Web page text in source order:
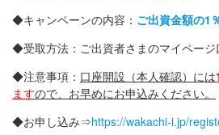
◆キャンペーンの内容： ご出資金額の1
◆受取方法：ご出資者さまのマイページ
◆注意事項： 口座開設（本人確認）には
ますので、お早めにお申込みください。
◆お申し込み⇒https://wakachi-i.jp/